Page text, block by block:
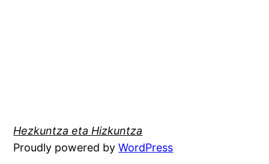
Hezkuntza eta Hizkuntza
Proudly powered byWordPress